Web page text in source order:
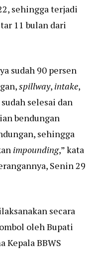
sehingga terjadi
11 bulan dari
sudah 90 persen
spillway, intake,
selesai dan
bendungan
sehingga
impounding,” kata
Senin 29
secara
oleh Bupati
Kepala BBWS